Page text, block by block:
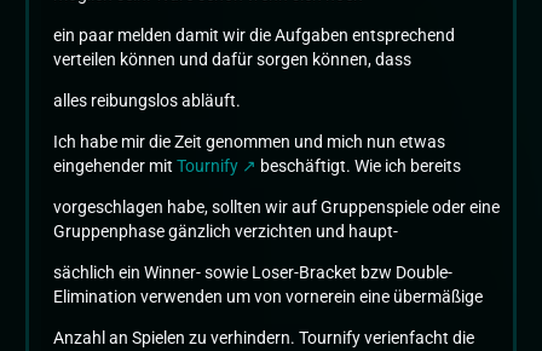
ein paar melden damit wir die Aufgaben entsprechend
verteilen können und dafür sorgen können, dass
alles reibungslos abläuft.
Ich habe mir die Zeit genommen und mich nun etwas
eingehender mit Tournify beschäftigt. Wie ich bereits
vorgeschlagen habe, sollten wir auf Gruppenspiele oder eine
Gruppenphase gänzlich verzichten und haupt-
sächlich ein Winner- sowie Loser-Bracket bzw Double-
Elimination verwenden um von vornerein eine übermäßige
Anzahl an Spielen zu verhindern. Tournify verienfacht die